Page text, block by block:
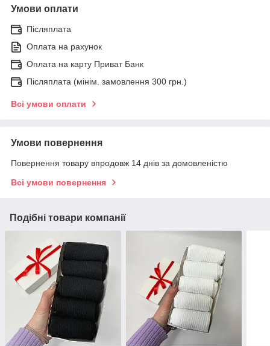
Умови оплати
Післяплата
Оплата на рахунок
Оплата на карту Приват Банк
Післяплата (мінім. замовлення 300 грн.)
Всі умови оплати
Умови повернення
Повернення товару впродовж 14 днів за домовленістю
Всі умови повернення
Подібні товари компанії